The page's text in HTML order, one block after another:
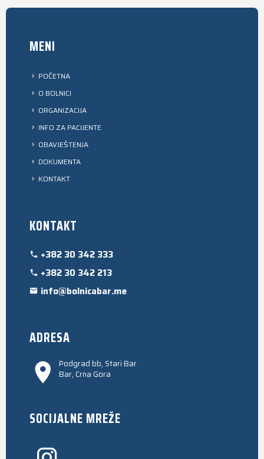
MENI
POČETNA
O BOLNICI
ORGANIZACIJA
INFO ZA PACIJENTE
OBAVJEŠTENJA
DOKUMENTA
KONTAKT
KONTAKT
+382 30 342 333
+382 30 342 213
info@bolnicabar.me
ADRESA
Podgrad bb, Stari Bar
Bar, Crna Gora
SOCIJALNE MREŽE